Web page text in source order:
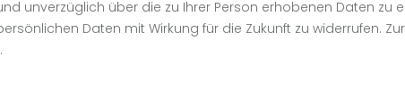
unverzüglich über die zu Ihrer Person erhobenen Daten zu
Daten mit Wirkung für die Zukunft zu widerrufen.